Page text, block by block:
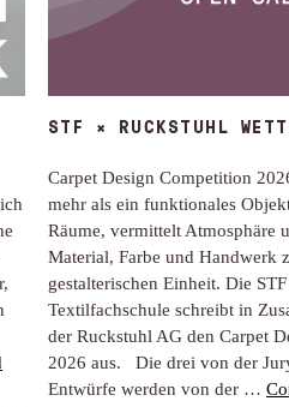
STF × RUCKSTUHL
Carpet Design Competition
mehr als ein funktionales
Räume, vermittelt Atmosphäre
Material, Farbe und Handwerk
gestalterischen Einheit. Die
Textilfachschule schreibt in
der Ruckstuhl AG den Carpet
2026 aus. Die drei von der
Entwürfe werden von der …